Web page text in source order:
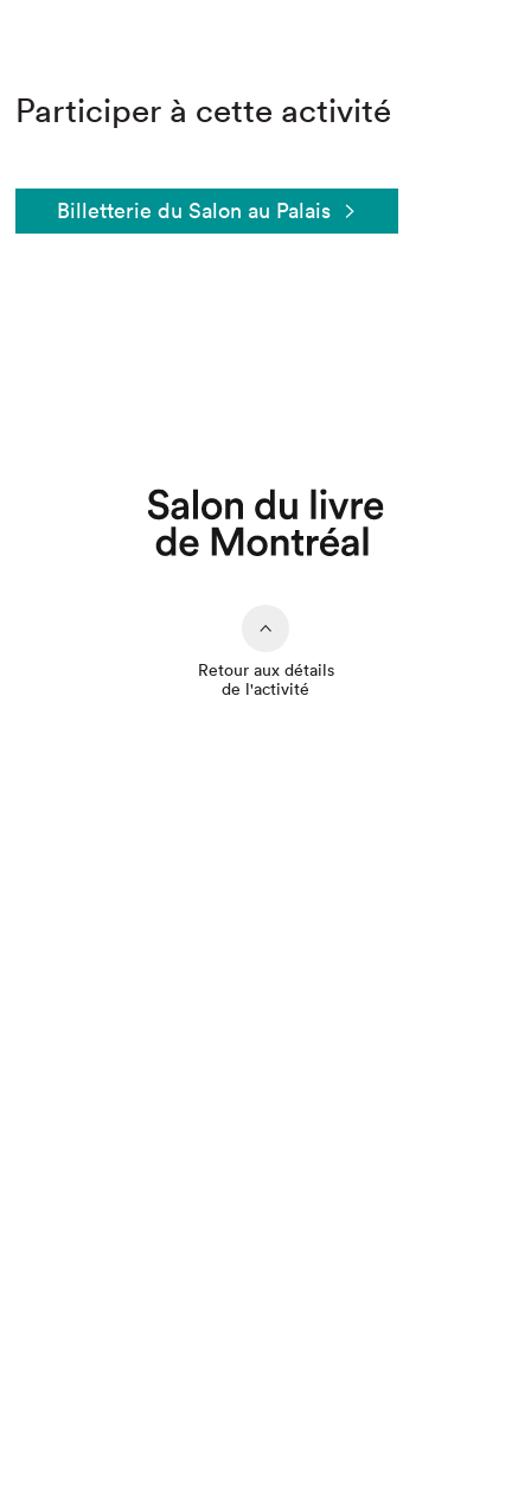
Participer à cette activité
Billetterie du Salon au Palais
Retour aux détails
de l'activité